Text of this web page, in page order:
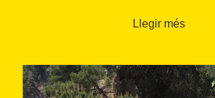
Llegir més